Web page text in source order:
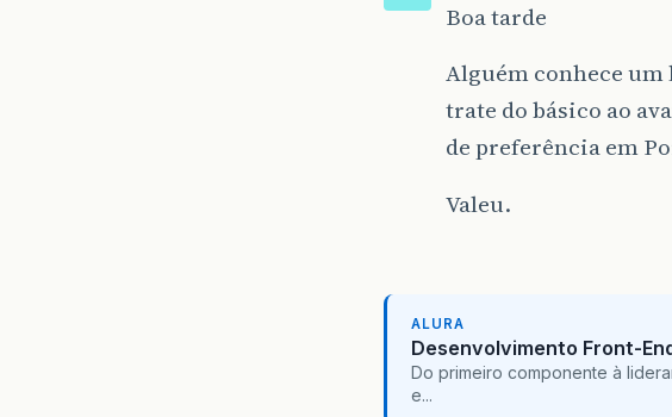
Boa tarde
Alguém conhece um
trate do básico ao
de preferência em
Valeu.
ALURA
Desenvolvimento Front-
Do primeiro componente à
e...